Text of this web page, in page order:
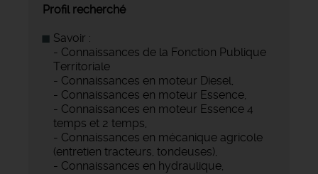
Profil recherché
Savoir :
- Connaissances de la Fonction Publique
Territoriale
- Connaissances en moteur Diesel,
- Connaissances en moteur Essence,
- Connaissances en moteur Essence 4
temps et 2 temps,
- Connaissances en mécanique agricole
(entretien tracteurs, tondeuses),
- Connaissances en hydraulique,